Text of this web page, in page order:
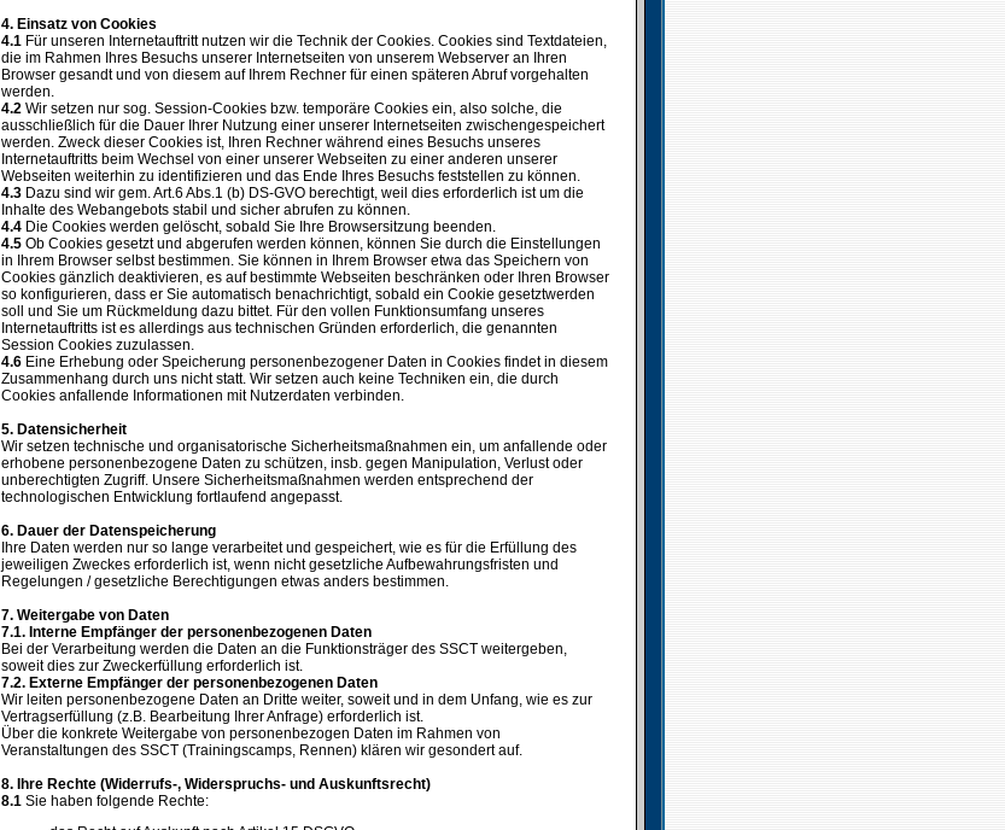
4. Einsatz von Cookies
4.1 Für unseren Internetauftritt nutzen wir die Technik der Cookies. Cookies sind Textdateien,
die im Rahmen Ihres Besuchs unserer Internetseiten von unserem Webserver an Ihren
Browser gesandt und von diesem auf Ihrem Rechner für einen späteren Abruf vorgehalten
werden.
4.2 Wir setzen nur sog. Session-Cookies bzw. temporäre Cookies ein, also solche, die
ausschließlich für die Dauer Ihrer Nutzung einer unserer Internetseiten zwischengespeichert
werden. Zweck dieser Cookies ist, Ihren Rechner während eines Besuchs unseres
Internetauftritts beim Wechsel von einer unserer Webseiten zu einer anderen unserer
Webseiten weiterhin zu identifizieren und das Ende Ihres Besuchs feststellen zu können.
4.3 Dazu sind wir gem. Art.6 Abs.1 (b) DS-GVO berechtigt, weil dies erforderlich ist um die
Inhalte des Webangebots stabil und sicher abrufen zu können.
4.4 Die Cookies werden gelöscht, sobald Sie Ihre Browsersitzung beenden.
4.5 Ob Cookies gesetzt und abgerufen werden können, können Sie durch die Einstellungen
in Ihrem Browser selbst bestimmen. Sie können in Ihrem Browser etwa das Speichern von
Cookies gänzlich deaktivieren, es auf bestimmte Webseiten beschränken oder Ihren Browser
so konfigurieren, dass er Sie automatisch benachrichtigt, sobald ein Cookie gesetztwerden
soll und Sie um Rückmeldung dazu bittet. Für den vollen Funktionsumfang unseres
Internetauftritts ist es allerdings aus technischen Gründen erforderlich, die genannten
Session Cookies zuzulassen.
4.6 Eine Erhebung oder Speicherung personenbezogener Daten in Cookies findet in diesem
Zusammenhang durch uns nicht statt. Wir setzen auch keine Techniken ein, die durch
Cookies anfallende Informationen mit Nutzerdaten verbinden.
5. Datensicherheit
Wir setzen technische und organisatorische Sicherheitsmaßnahmen ein, um anfallende oder
erhobene personenbezogene Daten zu schützen, insb. gegen Manipulation, Verlust oder
unberechtigten Zugriff. Unsere Sicherheitsmaßnahmen werden entsprechend der
technologischen Entwicklung fortlaufend angepasst.
6. Dauer der Datenspeicherung
Ihre Daten werden nur so lange verarbeitet und gespeichert, wie es für die Erfüllung des
jeweiligen Zweckes erforderlich ist, wenn nicht gesetzliche Aufbewahrungsfristen und
Regelungen / gesetzliche Berechtigungen etwas anders bestimmen.
7. Weitergabe von Daten
7.1. Interne Empfänger der personenbezogenen Daten
Bei der Verarbeitung werden die Daten an die Funktionsträger des SSCT weitergeben,
soweit dies zur Zweckerfüllung erforderlich ist.
7.2. Externe Empfänger der personenbezogenen Daten
Wir leiten personenbezogene Daten an Dritte weiter, soweit und in dem Unfang, wie es zur
Vertragserfüllung (z.B. Bearbeitung Ihrer Anfrage) erforderlich ist.
Über die konkrete Weitergabe von personenbezogen Daten im Rahmen von
Veranstaltungen des SSCT (Trainingscamps, Rennen) klären wir gesondert auf.
8. Ihre Rechte (Widerrufs-, Widerspruchs- und Auskunftsrecht)
8.1 Sie haben folgende Rechte: